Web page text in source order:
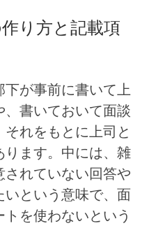
り方と記載項
が事前に書いて上
書いておいて面談
れをもとに上司と
ます。中には、雑
れていない回答や
という意味で、面
を使わないという